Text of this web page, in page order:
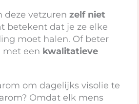
deze vetzuren zelf niet
betekent dat je ze elke
moet halen. Of beter
met een kwalitatieve
om dagelijks visolie te
Omdat elk mens